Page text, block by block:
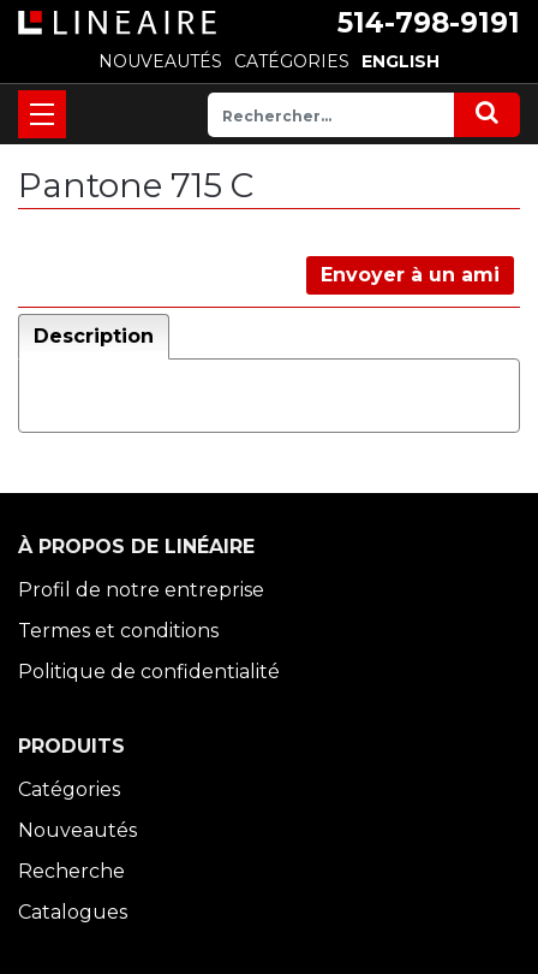
514-798-9191
NOUVEAUTÉS CATÉGORIES ENGLISH
Pantone 715 C
Envoyer à un ami
Description
À PROPOS DE LINÉAIRE
Profil de notre entreprise
Termes et conditions
Politique de confidentialité
PRODUITS
Catégories
Nouveautés
Recherche
Catalogues